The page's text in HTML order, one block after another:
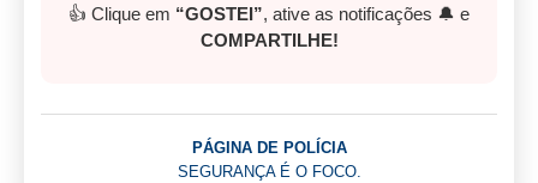
👍 Clique em “GOSTEI”, ative as notificações 🔔 e
COMPARTILHE!
PÁGINA DE POLÍCIA
SEGURANÇA É O FOCO.